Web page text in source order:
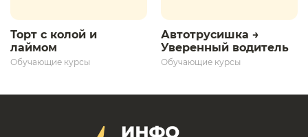
Торт с колой и
лаймом
Обучающие курсы
Автотрусишка →
Уверенный водитель​
Обучающие курсы